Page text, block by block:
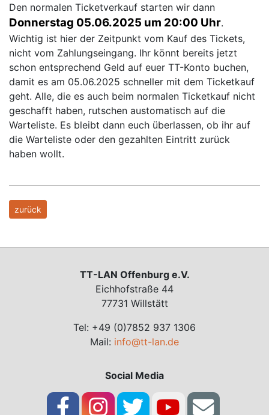
Den normalen Ticketverkauf starten wir dann
Donnerstag 05.06.2025 um 20:00 Uhr.
Wichtig ist hier der Zeitpunkt vom Kauf des Tickets,
nicht vom Zahlungseingang. Ihr könnt bereits jetzt
schon entsprechend Geld auf euer TT-Konto buchen,
damit es am 05.06.2025 schneller mit dem Ticketkauf
geht. Alle, die es auch beim normalen Ticketkauf nicht
geschafft haben, rutschen austomatisch auf die
Warteliste. Es bleibt dann euch überlassen, ob ihr auf
die Warteliste oder den gezahlten Eintritt zurück
haben wollt.
zurück
TT-LAN Offenburg e.V.
Eichhofstraße 44
77731 Willstätt
Tel: +49 (0)7852 937 1306
Mail: info@tt-lan.de
Social Media